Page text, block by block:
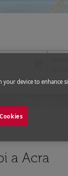
fc-
a Acra
a
your device to enhance